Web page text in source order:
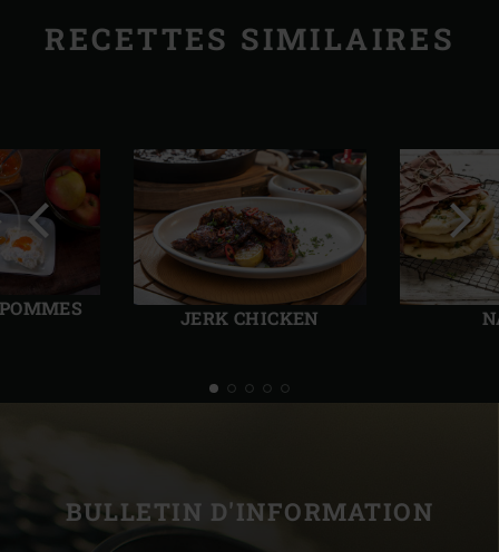
RECETTES SIMILAIRES
JERK CHICKEN
Diapo
BULLETIN D'INFORMATION